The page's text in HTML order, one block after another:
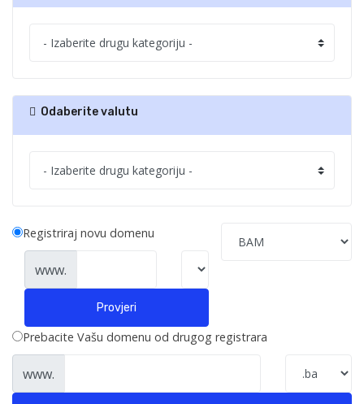
Odaberite valutu
Registriraj novu domenu
www.
Provjeri
Prebacite Vašu domenu od drugog registrara
www.